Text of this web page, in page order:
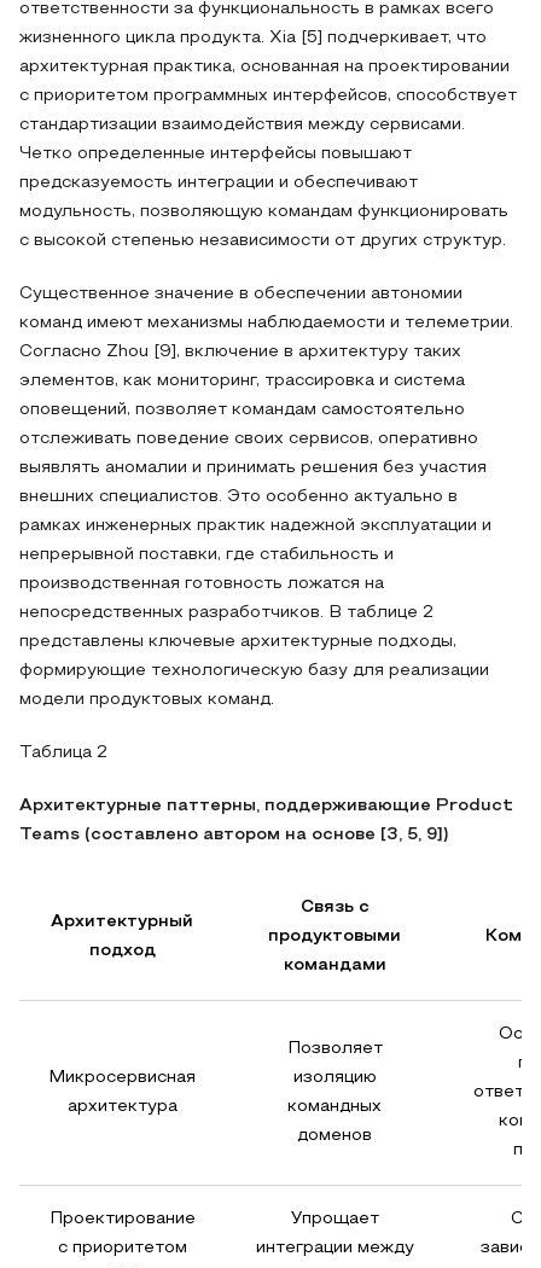
ответственности за функциональность в рамках всего
жизненного цикла продукта. Xia [5] подчеркивает, что
архитектурная практика, основанная на проектировании
с приоритетом программных интерфейсов, способствует
стандартизации взаимодействия между сервисами.
Четко определенные интерфейсы повышают
предсказуемость интеграции и обеспечивают
модульность, позволяющую командам функционировать
с высокой степенью независимости от других структур.
Существенное значение в обеспечении автономии
команд имеют механизмы наблюдаемости и телеметрии.
Согласно Zhou [9], включение в архитектуру таких
элементов, как мониторинг, трассировка и система
оповещений, позволяет командам самостоятельно
отслеживать поведение своих сервисов, оперативно
выявлять аномалии и принимать решения без участия
внешних специалистов. Это особенно актуально в
рамках инженерных практик надежной эксплуатации и
непрерывной поставки, где стабильность и
производственная готовность ложатся на
непосредственных разработчиков. В таблице 2
представлены ключевые архитектурные подходы,
формирующие технологическую базу для реализации
модели продуктовых команд.
Таблица 2
Архитектурные паттерны, поддерживающие Product
Teams (составлено автором на основе [3, 5, 9])
Архитектурный
подход
Связь с
продуктовыми
командами
Микросервисная
архитектура
Позволяет
изоляцию
командных
доменов
Проектирование
с приоритетом
Упрощает
интеграции между